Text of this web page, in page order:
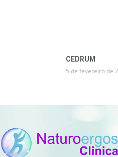
CEDRUM
5 de fevereiro de